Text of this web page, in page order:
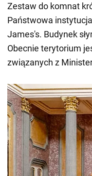
Zestaw do komnat
Państwowa
James's. Budynek
Obecnie terytorium
związanych z